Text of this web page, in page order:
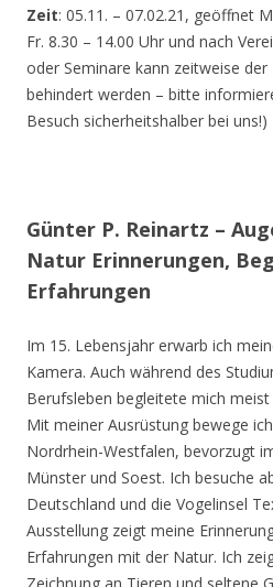
Zeit: 05.11. – 07.02.21, geöffnet
Fr. 8.30 – 14.00 Uhr und nach
oder Seminare kann zeitweise
behindert werden – bitte
Besuch sicherheitshalber bei uns!)
Günter P. Reinartz –
Natur Erinnerungen,
Erfahrungen
Im 15. Lebensjahr erwarb ich
Kamera. Auch während des
Berufsleben begleitete mich meist
Mit meiner Ausrüstung bewege
Nordrhein-Westfalen, bevorzugt
Münster und Soest. Ich besuche
Deutschland und die Vogelinsel
Ausstellung zeigt meine
Erfahrungen mit der Natur. Ich